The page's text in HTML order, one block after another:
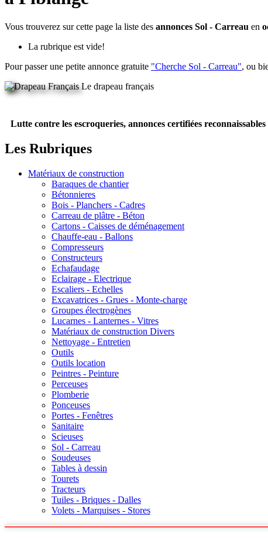
Vous trouverez sur cette page la liste des annonces Sol - Carreau en
La rubrique est vide!
Pour passer une petite annonce gratuite "Cherche Sol - Carreau", ou
Le drapeau français
Lutte contre les escroqueries, annonces certifiées
Les Rubriques
Matériaux de construction
Baraques de chantier
Bétonnieres
Bois - Planchers - Cadres
Carreau de plâtre - Béton
Cartons - Caisses de déménagement
Chauffe-eau - Ballons
Compresseurs
Constructeurs
Echafaudage
Eclairage - Electrique
Escaliers - Echelles
Excavatrices - Grues - Monte-charge
Groupes électrogènes
Lucarnes - Lanternes - Vitres
Matériaux de construction Divers
Nettoyage - Entretien
Outils
Outils location
Peintres - Peinture
Perceuses
Plomberie
Ponceuses
Portes - Fenêtres
Sanitaire
Scieuses
Sol - Carreau
Soudeuses
Tables à dessin
Tourets
Tracteurs
Tuiles - Briques - Dalles
Volets - Marquises - Stores